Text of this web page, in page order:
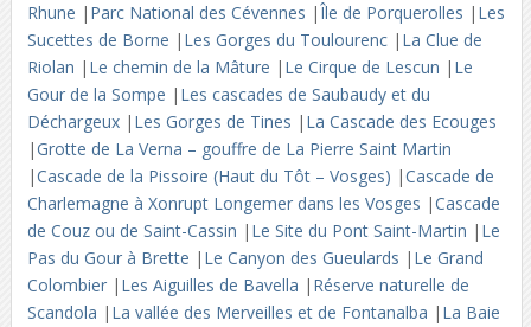
Rhune | Parc National des Cévennes |Île de Porquerolles | Les
Sucettes de Borne | Les Gorges du Toulourenc | La Clue de
Riolan | Le chemin de la Mâture | Le Cirque de Lescun | Le
Gour de la Sompe | Les cascades de Saubaudy et du
Déchargeux | Les Gorges de Tines | La Cascade des Ecouges
|Grotte de La Verna – gouffre de La Pierre Saint Martin
|Cascade de la Pissoire (Haut du Tôt – Vosges) |Cascade de
Charlemagne à Xonrupt Longemer dans les Vosges |Cascade
de Couz ou de Saint-Cassin | Le Site du Pont Saint-Martin | Le
Pas du Gour à Brette | Le Canyon des Gueulards | Le Grand
Colombier | Les Aiguilles de Bavella | Réserve naturelle de
Scandola | La vallée des Merveilles et de Fontanalba | La Baie